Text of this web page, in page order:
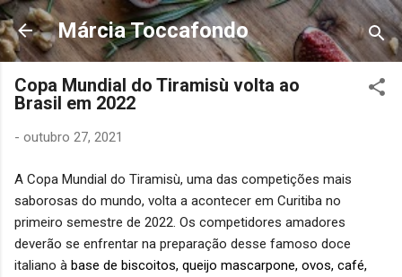
Pular para o conteúdo principal
Márcia Toccafondo
Copa Mundial do Tiramisù volta ao
Brasil em 2022
- outubro 27, 2021
A Copa Mundial do Tiramisù, uma das competições mais
saborosas do mundo, volta a acontecer em Curitiba no
primeiro semestre de 2022. Os competidores amadores
deverão se enfrentar na preparação desse famoso doce
italiano à base de biscoitos, queijo mascarpone, ovos, café,